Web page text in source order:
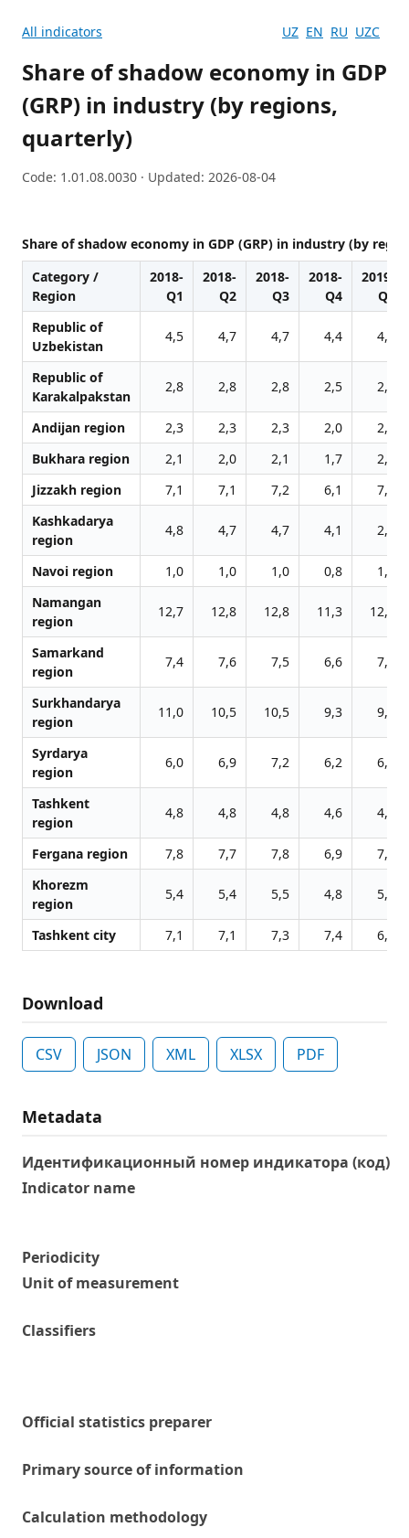
All indicators UZ EN RU UZC
Share of shadow economy in GDP
(GRP) in industry (by regions,
quarterly)
Code: 1.01.08.0030 · Updated: 2026-08-04
Share of shadow economy in GDP (GRP) in industry (by
Category /
Region
2018-
Q1
2018-
Q2
2018-
Q3
2018-
Q4
2019-
Q1
Republic of
Uzbekistan
4,5 4,7 4,7 4,4 4,1
Republic of
Karakalpakstan
2,8 2,8 2,8 2,5 2,7
Andijan region 2,3 2,3 2,3 2,0
2,4
Bukhara region
2,1 2,0 2,1 1,7
2,7
Jizzakh region
7,1 7,1 7,2 6,1
7,7
Kashkadarya
region
4,8 4,7 4,7 4,1 2,6
Navoi region 1,0 1,0 1,0 0,8
1,1
Namangan
region
12,7 12,8 12,8 11,3 12,9
Samarkand
region
7,4 7,6 7,5 6,6 7,4
Surkhandarya
region
11,0 10,5 10,5 9,3 9,3
Syrdarya
region
6,0 6,9 7,2 6,2 6,0
Tashkent
region
4,8 4,8 4,8 4,6 4,9
Fergana region 7,8 7,7 7,8 6,9
7,7
Khorezm
region
5,4 5,4 5,5 4,8 5,4
Tashkent city 7,1 7,1 7,3 7,4 6,9
Download
CSV JSON XML XLSX PDF
Metadata
Идентификационный номер индикатора (код)
Indicator name
Periodicity
Unit of measurement
Classifiers
Official statistics preparer
Primary source of information
Calculation methodology